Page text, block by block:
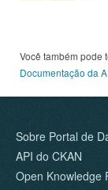
Você também pode
Documentação da
Sobre Portal de
API do CKAN
Open Knowledge